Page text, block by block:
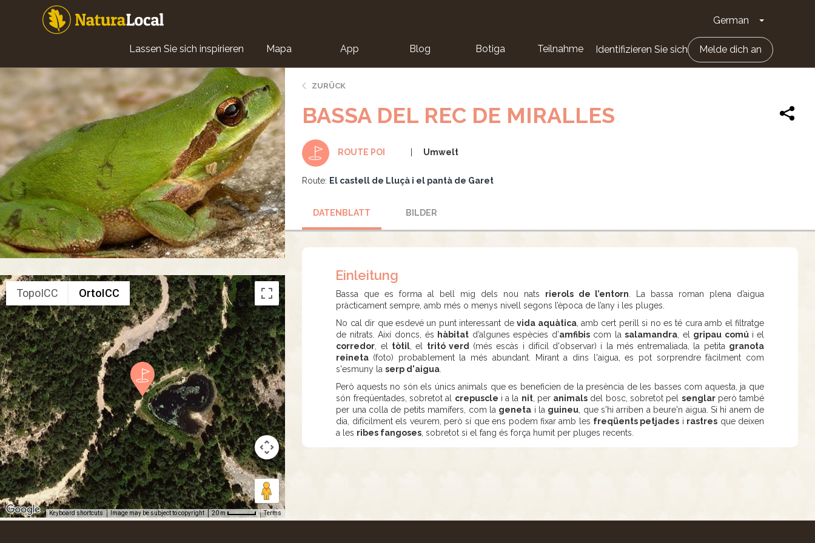
German Dropdown-
Main
navigation
Lassen Sie sich inspirieren Mapa App Blog Botiga Teilnahme Identifizieren Sie sich Melde dich an
TopoICC OrtoICC
Keyboard shortcuts Image may be subject to copyright 20 m Terms
ZURÜCK
BASSA DEL REC DE MIRALLES
ROUTE POI Umwelt
Route: El castell de Lluçà i el pantà de Garet
DATENBLATT BILDER
Einleitung
Bassa que es forma al bell mig dels nou nats rierols de l’entorn . La bassa roman plena d’aigua
pràcticament sempre, amb més o menys nivell segons l’època de l’any i les pluges.
No cal dir que esdevé un punt interessant devida aquàtica, amb cert perill si no es té cura amb el filtratge
de nitrats. Així doncs, és hàbitat d’algunes espècies d’amfibiscom lasalamandra , el gripau comú i el
corredor , el tòtil, el tritó verd (més escàs i difícil d'observar) i la més entremaliada, la petita granota
reineta (foto) probablement la més abundant. Mirant a dins l'aigua, es pot sorprendre fàcilment com
s'esmuny laserp d'aigua
Però aquests no són els únics animals que es beneficien de la presència de les basses com aquesta, ja que
són freqüentades, sobretot al crepuscle i a la nit, per animals del bosc, sobretot pel senglarperò també
per una colla de petits mamífers, com la geneta i la guineu , que s'hi arriben a beure'n aigua. Si hi anem de
dia, difícilment els veurem, però sí que ens podem fixar amb les freqüents petjades i rastres que deixen
a les ribes fangoses , sobretot si el fang és força humit per pluges recents.